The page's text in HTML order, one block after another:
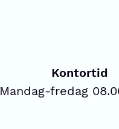
Kontortid
Mandag-fredag